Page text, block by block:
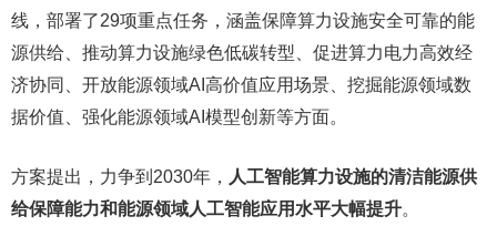
线，部署了29项重点任务，涵盖保障算力设施安全可靠的能
源供给、推动算力设施绿色低碳转型、促进算力电力高效经
济协同、开放能源领域AI高价值应用场景、挖掘能源领域数
据价值、强化能源领域AI模型创新等方面。
方案提出，力争到2030年， 人工智能算力设施的清洁能源供
给保障能力和能源领域人工智能应用水平大幅提升。